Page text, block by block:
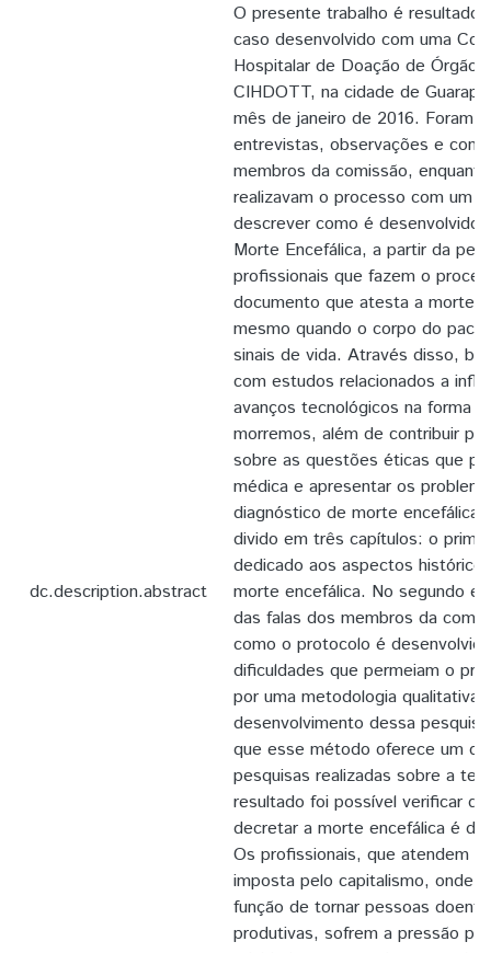
dc.description.abstract
O presente trabalho é resultado
caso desenvolvido com uma
Hospitalar de Doação de
CIHDOTT, na cidade de
mês de janeiro de 2016. Foram
entrevistas, observações e
membros da comissão,
realizavam o processo com um
descrever como é desenvolvido
Morte Encefálica, a partir da
profissionais que fazem o
documento que atesta a morte
mesmo quando o corpo do
sinais de vida. Através disso,
com estudos relacionados a
avanços tecnológicos na forma
morremos, além de contribuir
sobre as questões éticas que
médica e apresentar os
diagnóstico de morte encefálica.
divido em três capítulos: o
dedicado aos aspectos
morte encefálica. No segundo e
das falas dos membros da
como o protocolo é
dificuldades que permeiam o
por uma metodologia qualitativa
desenvolvimento dessa
que esse método oferece um
pesquisas realizadas sobre a
resultado foi possível verificar
decretar a morte encefálica é de
Os profissionais, que atendem
imposta pelo capitalismo, onde
função de tornar pessoas
produtivas, sofrem a pressão